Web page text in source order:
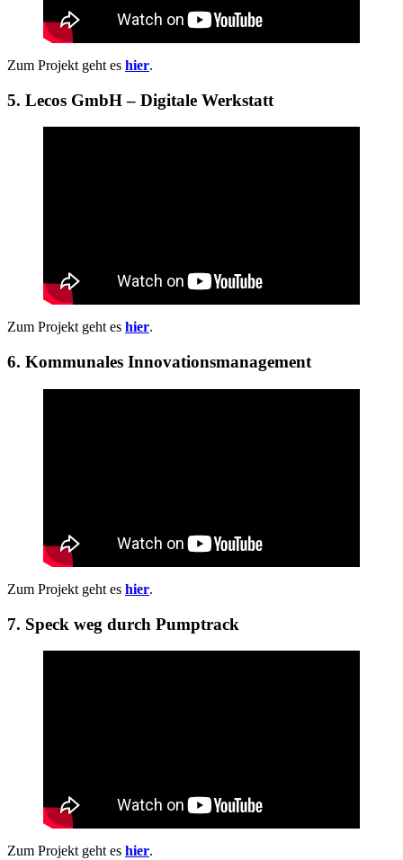
Zum Projekt geht es hier.
5. Lecos GmbH – Digitale Werkstatt
Zum Projekt geht es hier.
6. Kommunales Innovationsmanagement
Zum Projekt geht es hier.
7. Speck weg durch Pumptrack
Zum Projekt geht es hier.